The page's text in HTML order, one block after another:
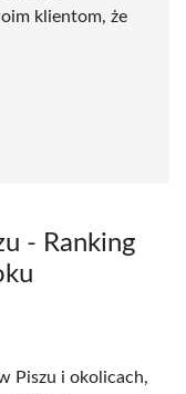
klientom, że
- Ranking
Piszu i okolicach,